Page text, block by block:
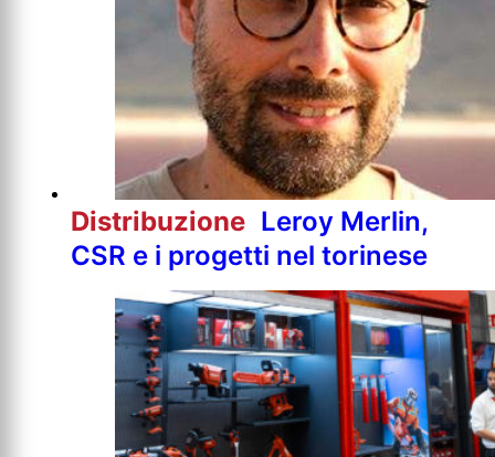
Distribuzione Leroy Merlin,
CSR e i progetti nel torinese